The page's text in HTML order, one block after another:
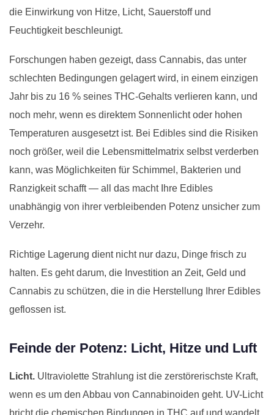
die Einwirkung von Hitze, Licht, Sauerstoff und
Feuchtigkeit beschleunigt.
Forschungen haben gezeigt, dass Cannabis, das unter
schlechten Bedingungen gelagert wird, in einem einzigen
Jahr bis zu 16 % seines THC-Gehalts verlieren kann, und
noch mehr, wenn es direktem Sonnenlicht oder hohen
Temperaturen ausgesetzt ist. Bei Edibles sind die Risiken
noch größer, weil die Lebensmittelmatrix selbst verderben
kann, was Möglichkeiten für Schimmel, Bakterien und
Ranzigkeit schafft — all das macht Ihre Edibles
unabhängig von ihrer verbleibenden Potenz unsicher zum
Verzehr.
Richtige Lagerung dient nicht nur dazu, Dinge frisch zu
halten. Es geht darum, die Investition an Zeit, Geld und
Cannabis zu schützen, die in die Herstellung Ihrer Edibles
geflossen ist.
Feinde der Potenz: Licht, Hitze und Luft
Licht. Ultraviolette Strahlung ist die zerstörerischste Kraft,
wenn es um den Abbau von Cannabinoiden geht. UV-Licht
bricht die chemischen Bindungen in THC auf und wandelt